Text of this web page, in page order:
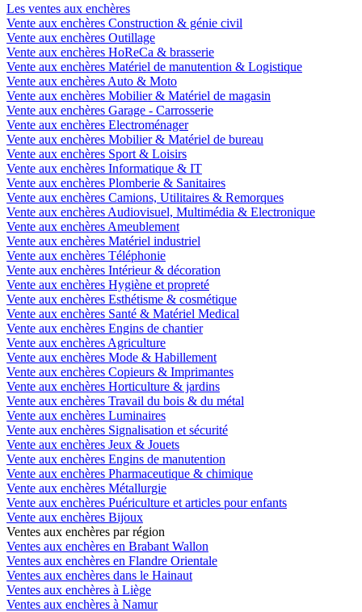
Les ventes aux enchères
Vente aux enchères Construction & génie civil
Vente aux enchères Outillage
Vente aux enchères HoReCa & brasserie
Vente aux enchères Matériel de manutention & Logistique
Vente aux enchères Auto & Moto
Vente aux enchères Mobilier & Matériel de magasin
Vente aux enchères Garage - Carrosserie
Vente aux enchères Electroménager
Vente aux enchères Mobilier & Matériel de bureau
Vente aux enchères Sport & Loisirs
Vente aux enchères Informatique & IT
Vente aux enchères Plomberie & Sanitaires
Vente aux enchères Camions, Utilitaires & Remorques
Vente aux enchères Audiovisuel, Multimédia & Electronique
Vente aux enchères Ameublement
Vente aux enchères Matériel industriel
Vente aux enchères Téléphonie
Vente aux enchères Intérieur & décoration
Vente aux enchères Hygiène et propreté
Vente aux enchères Esthétisme & cosmétique
Vente aux enchères Santé & Matériel Medical
Vente aux enchères Engins de chantier
Vente aux enchères Agriculture
Vente aux enchères Mode & Habillement
Vente aux enchères Copieurs & Imprimantes
Vente aux enchères Horticulture & jardins
Vente aux enchères Travail du bois & du métal
Vente aux enchères Luminaires
Vente aux enchères Signalisation et sécurité
Vente aux enchères Jeux & Jouets
Vente aux enchères Engins de manutention
Vente aux enchères Pharmaceutique & chimique
Vente aux enchères Métallurgie
Vente aux enchères Puériculture et articles pour enfants
Vente aux enchères Bijoux
Ventes aux enchères par région
Ventes aux enchères en Brabant Wallon
Ventes aux enchères en Flandre Orientale
Ventes aux enchères dans le Hainaut
Ventes aux enchères à Liège
Ventes aux enchères à Namur